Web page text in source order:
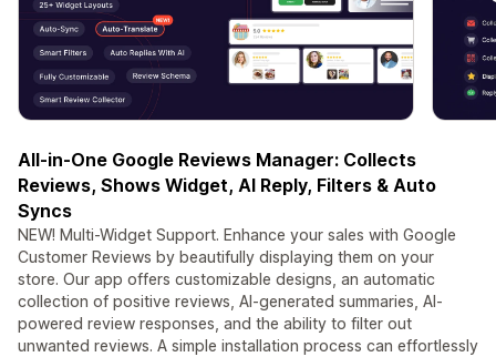
All-in-One Google Reviews Manager: Collects
Reviews, Shows Widget, AI Reply, Filters & Auto
Syncs
NEW! Multi-Widget Support. Enhance your sales with Google
Customer Reviews by beautifully displaying them on your
store. Our app offers customizable designs, an automatic
collection of positive reviews, AI-generated summaries, AI-
powered review responses, and the ability to filter out
unwanted reviews. A simple installation process can effortlessly